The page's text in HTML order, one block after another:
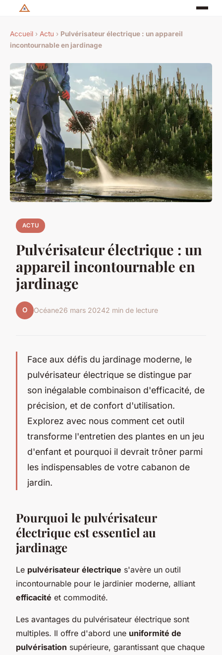
Accueil › Actu › Pulvérisateur électrique : un appareil
incontournable en jardinage
ACTU
Pulvérisateur électrique : un
appareil incontournable en
jardinage
O Océane26 mars 20242 min de lecture
Face aux défis du jardinage moderne, le
pulvérisateur électrique se distingue par
son inégalable combinaison d'efficacité, de
précision, et de confort d'utilisation.
Explorez avec nous comment cet outil
transforme l'entretien des plantes en un jeu
d'enfant et pourquoi il devrait trôner parmi
les indispensables de votre cabanon de
jardin.
Pourquoi le pulvérisateur
électrique est essentiel au
jardinage
Le pulvérisateur électrique s'avère un outil
incontournable pour le jardinier moderne, alliant
efficacité et commodité.
Les avantages du pulvérisateur électrique sont
multiples. Il offre d'abord une uniformité de
pulvérisation supérieure, garantissant que chaque